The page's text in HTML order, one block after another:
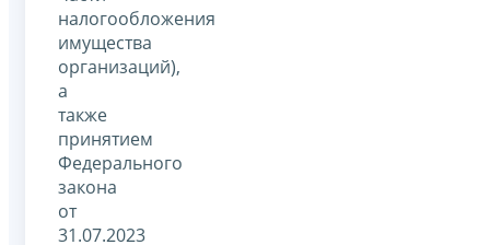
налогообложения
имущества
организаций),
а
также
принятием
Федерального
закона
от
31.07.2023